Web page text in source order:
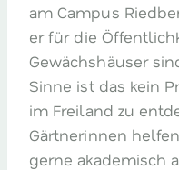
am Campus
er für die
Gewächshäuser
Sinne ist das kein
im Freiland zu
Gärtnerinnen
gerne akademisch